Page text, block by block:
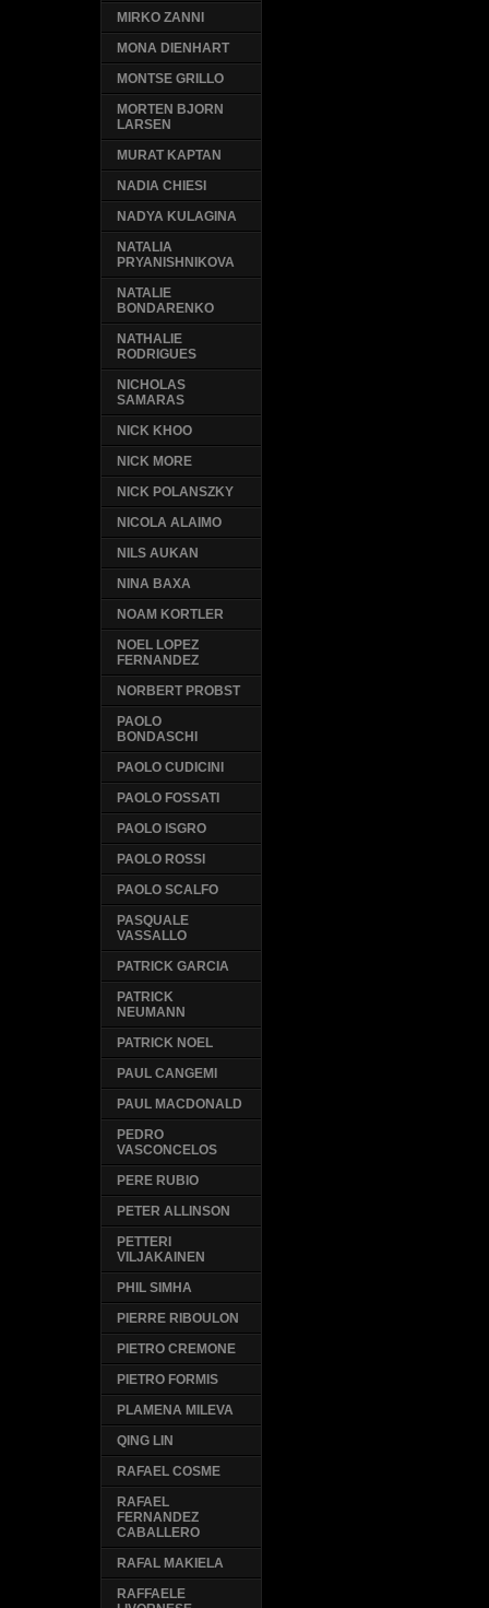
MIRKO ZANNI
MONA DIENHART
MONTSE GRILLO
MORTEN BJORN
LARSEN
MURAT KAPTAN
NADIA CHIESI
NADYA KULAGINA
NATALIA
PRYANISHNIKOVA
NATALIE
BONDARENKO
NATHALIE
RODRIGUES
NICHOLAS
SAMARAS
NICK KHOO
NICK MORE
NICK POLANSZKY
NICOLA ALAIMO
NILS AUKAN
NINA BAXA
NOAM KORTLER
NOEL LOPEZ
FERNANDEZ
NORBERT PROBST
PAOLO
BONDASCHI
PAOLO CUDICINI
PAOLO FOSSATI
PAOLO ISGRO
PAOLO ROSSI
PAOLO SCALFO
PASQUALE
VASSALLO
PATRICK GARCIA
PATRICK
NEUMANN
PATRICK NOEL
PAUL CANGEMI
PAUL MACDONALD
PEDRO
VASCONCELOS
PERE RUBIO
PETER ALLINSON
PETTERI
VILJAKAINEN
PHIL SIMHA
PIERRE RIBOULON
PIETRO CREMONE
PIETRO FORMIS
PLAMENA MILEVA
QING LIN
RAFAEL COSME
RAFAEL
FERNANDEZ
CABALLERO
RAFAL MAKIELA
RAFFAELE